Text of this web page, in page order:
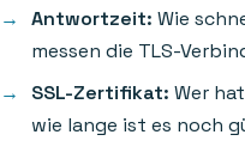
Antwortzeit: Wie
messen die TLS-
SSL-Zertifikat: Wer
wie lange ist es noch